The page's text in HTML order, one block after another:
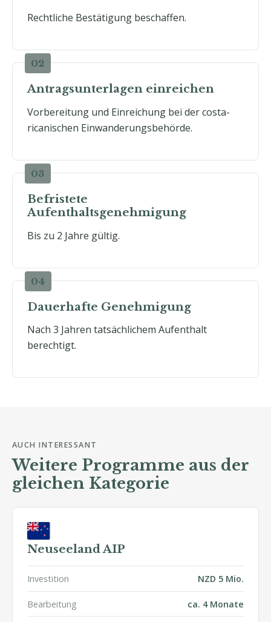
Rechtliche Bestätigung beschaffen.
Antragsunterlagen einreichen
Vorbereitung und Einreichung bei der costa-
ricanischen Einwanderungsbehörde.
Befristete
Aufenthaltsgenehmigung
Bis zu 2 Jahre gültig.
Dauerhafte Genehmigung
Nach 3 Jahren tatsächlichem Aufenthalt
berechtigt.
AUCH INTERESSANT
Weitere Programme aus der
gleichen Kategorie
Neuseeland AIP
Investition NZD 5 Mio.
Bearbeitung ca. 4 Monate